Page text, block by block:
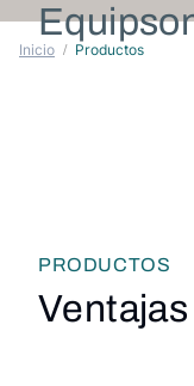
Inicio Productos
PRODUCTOS